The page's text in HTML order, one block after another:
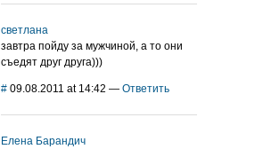
светлана
завтра пойду за мужчиной, а то они
съедят друг друга)))
# 09.08.2011 at 14:42 — Ответить
Елена Барандич